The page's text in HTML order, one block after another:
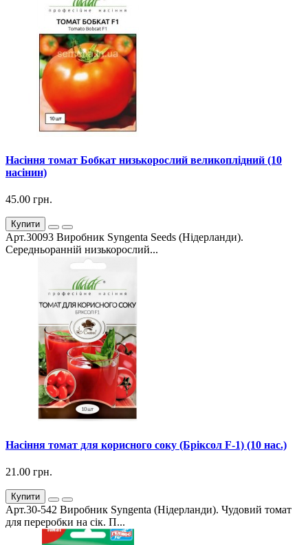
Насіння томат Бобкат низькорослий великоплідний (10
насінин)
45.00 грн.
Купити
Арт.30093 Виробник Syngenta Seeds (Нідерланди).
Середньоранній низькорослий...
Насіння томат для корисного соку (Бріксол F-1) (10 нас.)
21.00 грн.
Купити
Арт.30-542 Виробник Syngenta (Нідерланди). Чудовий томат
для переробки на сік. П...